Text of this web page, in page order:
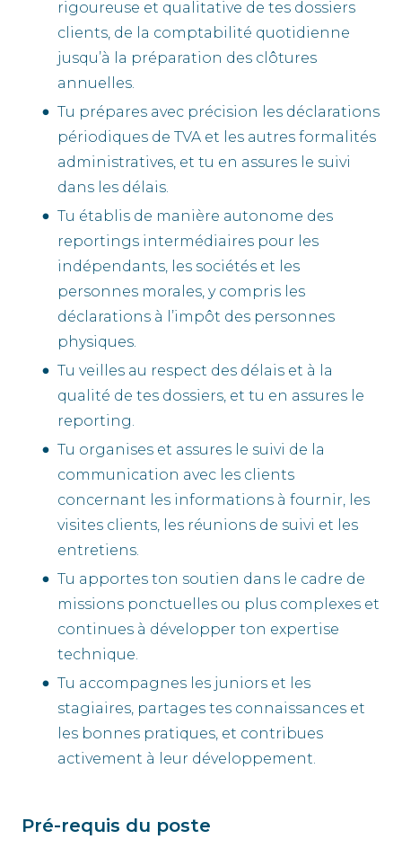
rigoureuse et qualitative de tes dossiers
clients, de la comptabilité quotidienne
jusqu’à la préparation des clôtures
annuelles.
Tu prépares avec précision les déclarations
périodiques de TVA et les autres formalités
administratives, et tu en assures le suivi
dans les délais.
Tu établis de manière autonome des
reportings intermédiaires pour les
indépendants, les sociétés et les
personnes morales, y compris les
déclarations à l’impôt des personnes
physiques.
Tu veilles au respect des délais et à la
qualité de tes dossiers, et tu en assures le
reporting.
Tu organises et assures le suivi de la
communication avec les clients
concernant les informations à fournir, les
visites clients, les réunions de suivi et les
entretiens.
Tu apportes ton soutien dans le cadre de
missions ponctuelles ou plus complexes et
continues à développer ton expertise
technique.
Tu accompagnes les juniors et les
stagiaires, partages tes connaissances et
les bonnes pratiques, et contribues
activement à leur développement.
Pré-requis du poste